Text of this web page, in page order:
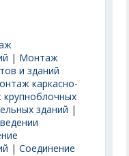
| Монтаж
и зданий
каркасно-
зданий |
|Соединение